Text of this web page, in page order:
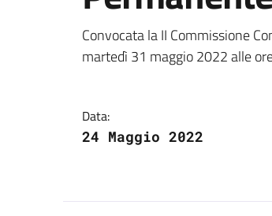
Dettagli
Convocata la II Commissione
martedì 31 maggio 2022 alle
Data:
24 Maggio 2022